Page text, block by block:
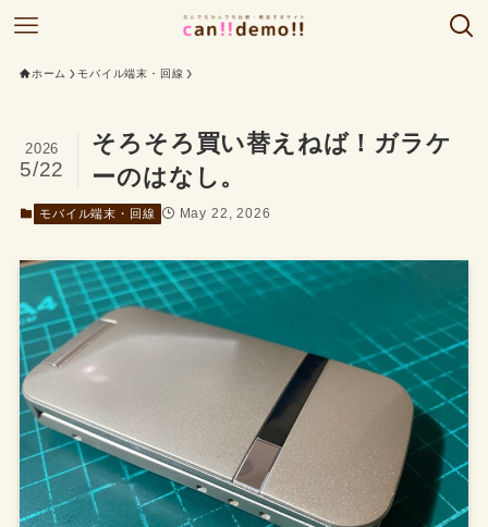
ホーム モバイル端末・回線
そろそろ買い替えねば！ガラケ
ーのはなし。
2026
5/22
モバイル端末・回線 May 22, 2026